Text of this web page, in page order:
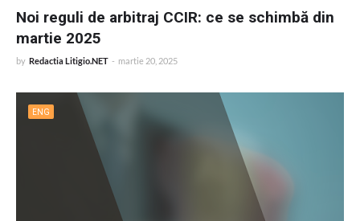
Noi reguli de arbitraj CCIR: ce se schimbă din
martie 2025
by Redactia Litigio.NET - martie 20, 2025
ENG